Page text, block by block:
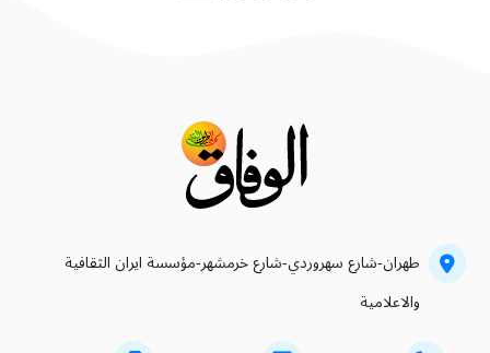
طهران-شارع سهروردي-شارع خرمشهر-مؤسسة ايران الثقافية
والاعلامية